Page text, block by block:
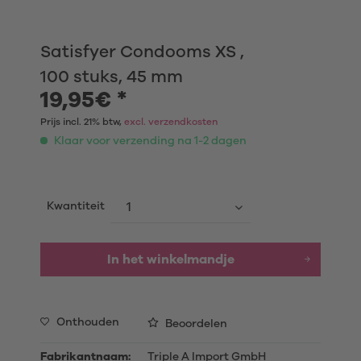
Satisfyer Condooms XS ,
100 stuks, 45 mm
19,95€ *
Prijs incl. 21% btw, excl. verzendkosten
Klaar voor verzending na 1-2 dagen
Kwantiteit
In het winkelmandje
Onthouden Beoordelen
Fabrikantnaam: Triple A Import GmbH